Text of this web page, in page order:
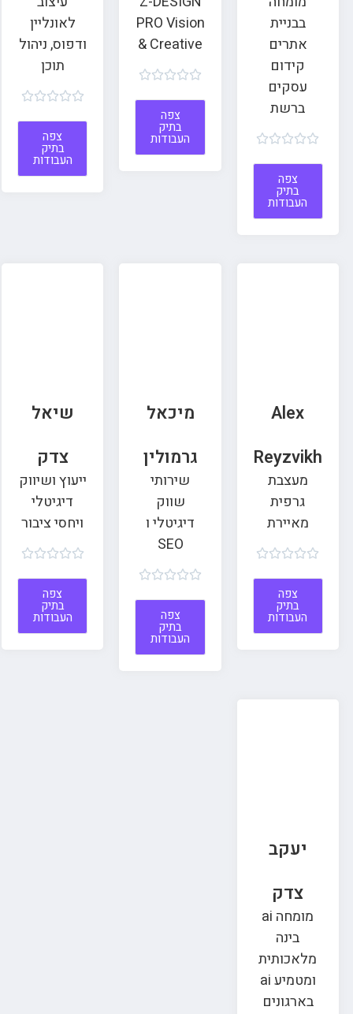
בבניית
אתרים
קידום
עסקים
ברשת





צפה
בתיק
העבודות
PRO Vision
& Creative





צפה
בתיק
העבודות
לאונליין
ודפוס, ניהול
תוכן





צפה
בתיק
העבודות
Alex
Reyzvikh
מעצבת
גרפית
מאיירת





צפה
בתיק
העבודות
מיכאל
גרמולין
שירותי
שווק
דיגיטלי ו
SEO





צפה
בתיק
העבודות
שיאל
צדק
ייעוץ ושיווק
דיגיטלי
ויחסי ציבור





צפה
בתיק
העבודות
יעקב
צדק
מומחה ai
בינה
מלאכותית
ומטמיע ai
בארגונים